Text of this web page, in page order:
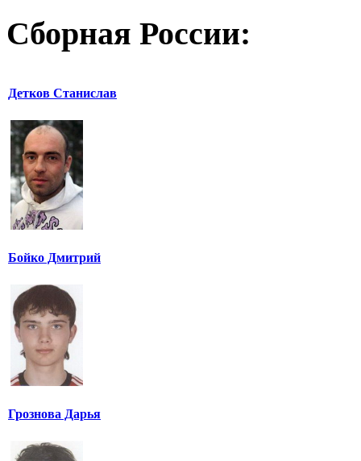
Сборная России:
Детков Станислав
Бойко Дмитрий
Грознова Дарья